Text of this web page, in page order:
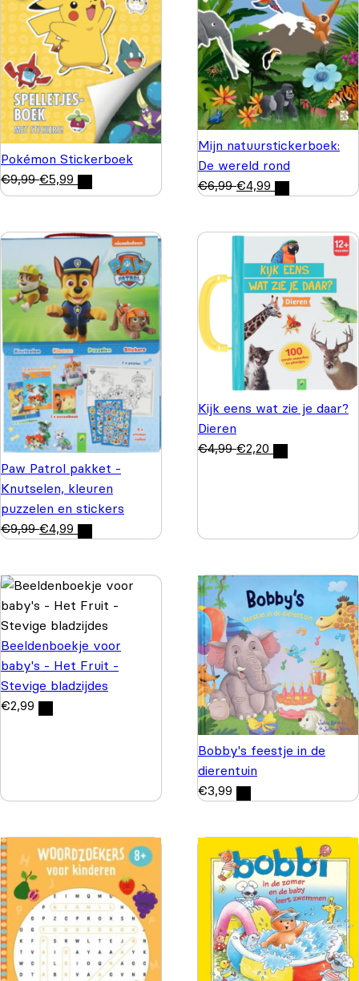
Pokémon Stickerboek
€9,99 €5,99
Mijn natuurstickerboek:
De wereld rond
€6,99 €4,99
Paw Patrol pakket -
Knutselen, kleuren
puzzelen en stickers
€9,99 €4,99
Kijk eens wat zie je daar?
Dieren
€4,99 €2,20
Beeldenboekje voor
baby's - Het Fruit -
Stevige bladzijdes
€2,99
Bobby's feestje in de
dierentuin
€3,99